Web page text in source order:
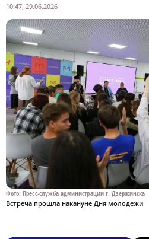
10:47, 29.06.2026
Фото: Пресс-служба администрации г. Дзержинска
Встреча прошла накануне Дня молодежи